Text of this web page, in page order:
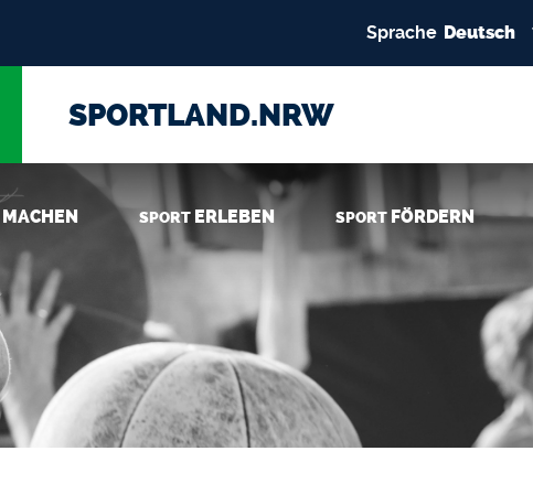
Sprache Deutsch
SPORTLAND.NRW
MACHEN SPORT ERLEBEN SPORT FÖRDERN